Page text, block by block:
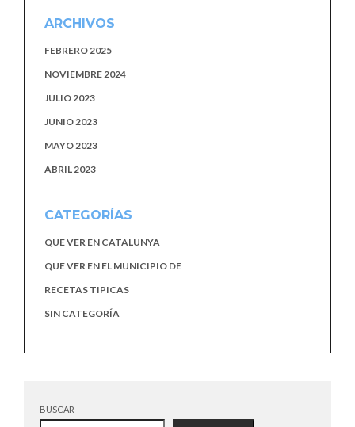
ARCHIVOS
FEBRERO 2025
NOVIEMBRE 2024
JULIO 2023
JUNIO 2023
MAYO 2023
ABRIL 2023
CATEGORÍAS
QUE VER EN CATALUNYA
QUE VER EN EL MUNICIPIO DE
RECETAS TIPICAS
SIN CATEGORÍA
BUSCAR